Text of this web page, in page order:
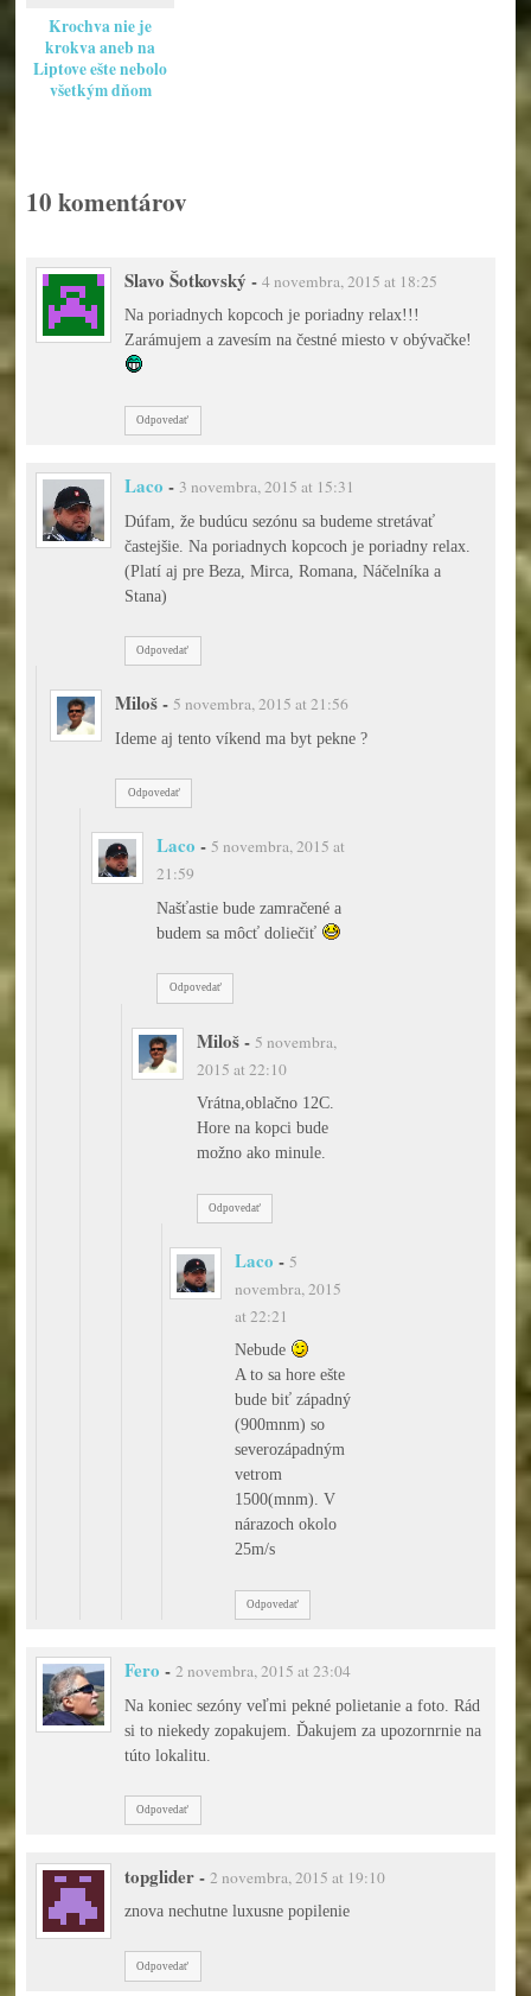
Krochva nie je
krokva aneb na
Liptove ešte nebolo
všetkým dňom
10 komentárov
Slavo Šotkovský - 4 novembra, 2015 at 18:25
Na poriadnych kopcoch je poriadny relax!!!
Zarámujem a zavesím na čestné miesto v obývačke!
Odpovedať
Laco - 3 novembra, 2015 at 15:31
Dúfam, že budúcu sezónu sa budeme stretávať
častejšie. Na poriadnych kopcoch je poriadny relax.
(Platí aj pre Beza, Mirca, Romana, Náčelníka a
Stana)
Odpovedať
Miloš- 5 novembra, 2015 at 21:56
Ideme aj tento víkend ma byt pekne ?
Odpovedať
Laco - 5 novembra, 2015 at
21:59
Našťastie bude zamračené a
budem sa môcť doliečiť
Odpovedať
Miloš- 5 novembra,
2015 at 22:10
Vrátna,oblačno 12C.
Hore na kopci bude
možno ako minule.
Odpovedať
Laco - 5
novembra, 2015
at 22:21
Nebude
A to sa hore ešte
bude biť západný
(900mnm) so
severozápadným
vetrom
1500(mnm). V
nárazoch okolo
25m/s
Odpovedať
Fero - 2 novembra, 2015 at 23:04
Na koniec sezóny veľmi pekné polietanie a foto. Rád
si to niekedy zopakujem. Ďakujem za upozornrnie na
túto lokalitu.
Odpovedať
topglider- 2 novembra, 2015 at 19:10
znova nechutne luxusne popilenie
Odpovedať